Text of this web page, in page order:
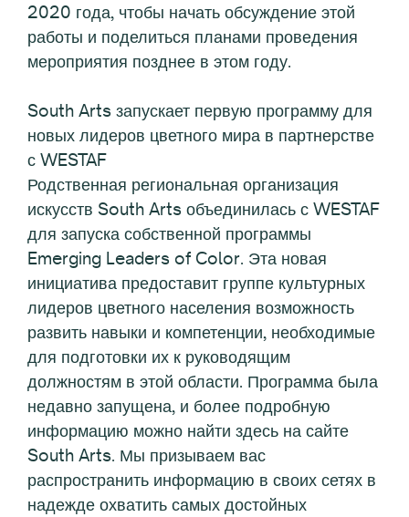
2020 года, чтобы начать обсуждение этой
работы и поделиться планами проведения
мероприятия позднее в этом году.
South Arts запускает первую программу для
новых лидеров цветного мира в партнерстве
с WESTAF
Родственная региональная организация
искусств South Arts объединилась с WESTAF
для запуска собственной программы
Emerging Leaders of Color. Эта новая
инициатива предоставит группе культурных
лидеров цветного населения возможность
развить навыки и компетенции, необходимые
для подготовки их к руководящим
должностям в этой области. Программа была
недавно запущена, и более подробную
информацию можно найти здесь на сайте
South Arts. Мы призываем вас
распространить информацию в своих сетях в
надежде охватить самых достойных